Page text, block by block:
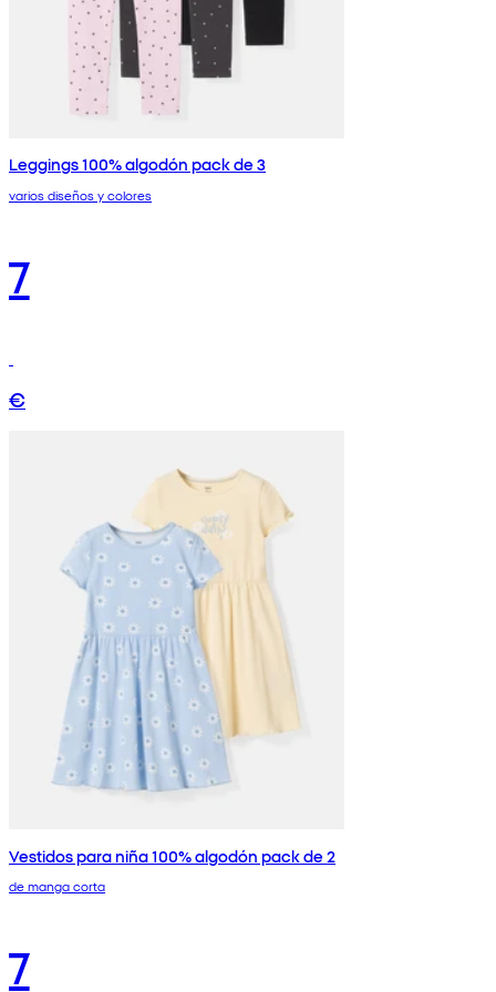
Leggings 100% algodón pack de 3
varios diseños y colores
7
€
Vestidos para niña 100% algodón pack de 2
de manga corta
7